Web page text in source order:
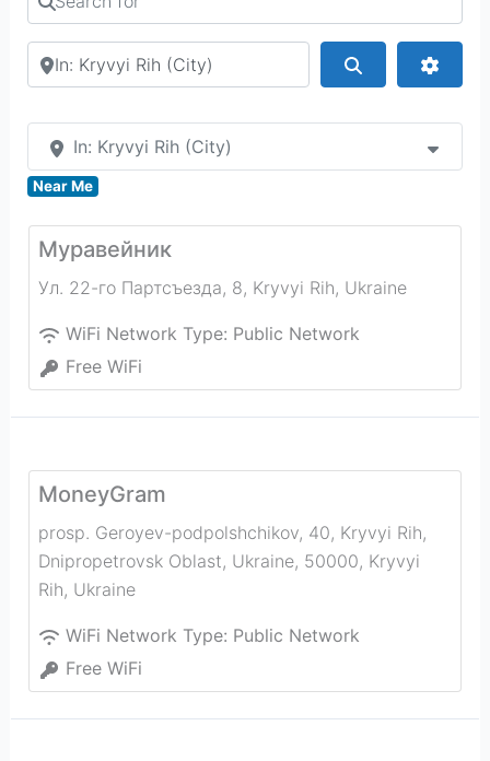
Search by city or country
In: Kryvyi Rih (City)
Near Me
Муравейник
Ул. 22-го Партсъезда, 8, Kryvyi Rih, Ukraine
WiFi Network Type: Public Network
Free WiFi
MoneyGram
prosp. Geroyev-podpolshchikov, 40, Kryvyi Rih,
Dnipropetrovsk Oblast, Ukraine, 50000, Kryvyi
Rih, Ukraine
WiFi Network Type: Public Network
Free WiFi